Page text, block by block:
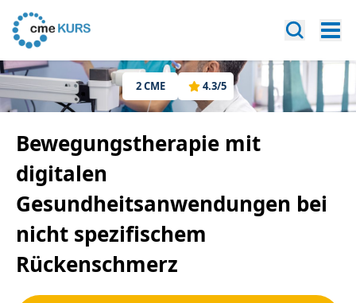
2CME 4.3/5
Bewegungstherapie mit
digitalen
Gesundheitsanwendungen bei
nicht spezifischem
Rückenschmerz